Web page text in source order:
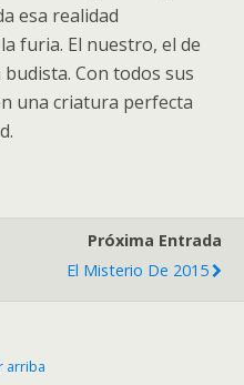
esa realidad
furia. El nuestro, el de
Con todos sus
una criatura perfecta
Próxima Entrada
El Misterio De 2015
arriba